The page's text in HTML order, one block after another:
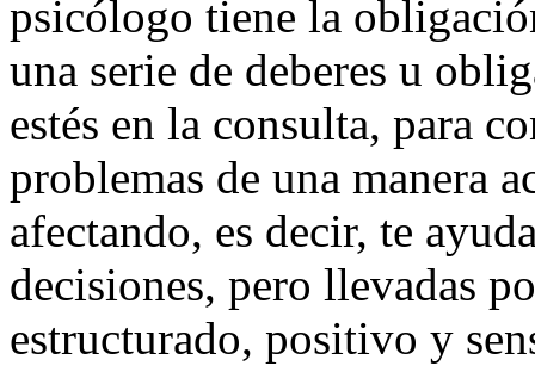
psicólogo tiene la
una serie de deberes u
estés en la consulta, para
problemas de una manera
afectando, es decir, te
decisiones, pero llevadas
estructurado, positivo y